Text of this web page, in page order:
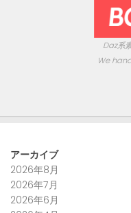
Daz系
We
アーカイブ
2026年8月
2026年7月
2026年6月